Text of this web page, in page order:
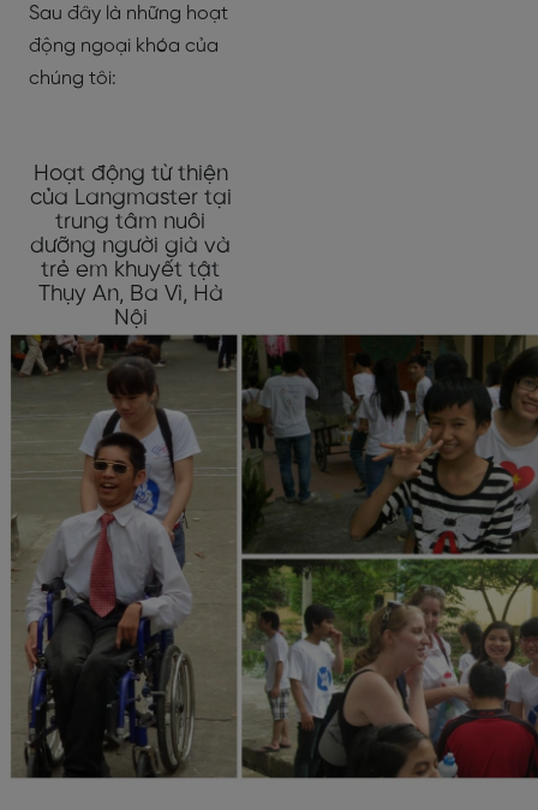
Sau đây là những hoạt
động ngoại khóa của
chúng tôi:
Hoạt động từ thiện
của Langmaster tại
trung tâm nuôi
dưỡng người già và
trẻ em khuyết tật
Thụy An, Ba Vì, Hà
Nội